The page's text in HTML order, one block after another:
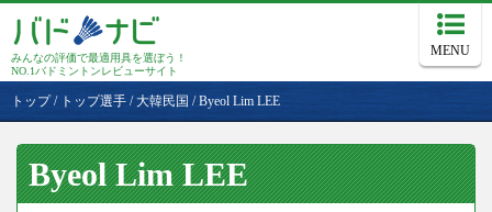
みんなの評価で最適用具を選ぼう！
NO.1バドミントンレビューサイト
MENU
トップ/ トップ選手 /大韓民国 /Byeol Lim LEE
Byeol Lim LEE